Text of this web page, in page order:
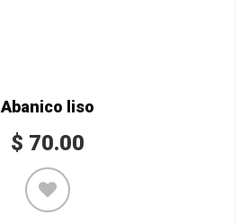
Abanico liso
$ 70.00